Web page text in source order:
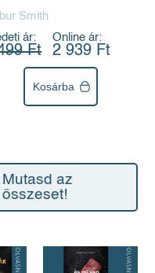
Smith
ár:
Ft
Online ár:
2 939 Ft
Kosárba
Mutasd az
összeset!